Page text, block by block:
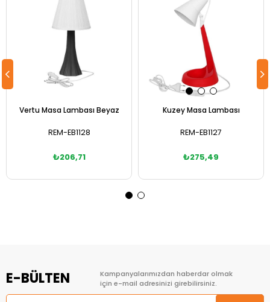
Vertu Masa Lambası Beyaz
REM-EB1128
₺206,71
Kuzey Masa Lambası
REM-EB1127
₺275,49
E-BÜLTEN
Kampanyalarımızdan haberdar olmak
için e-mail adresinizi girebilirsiniz.